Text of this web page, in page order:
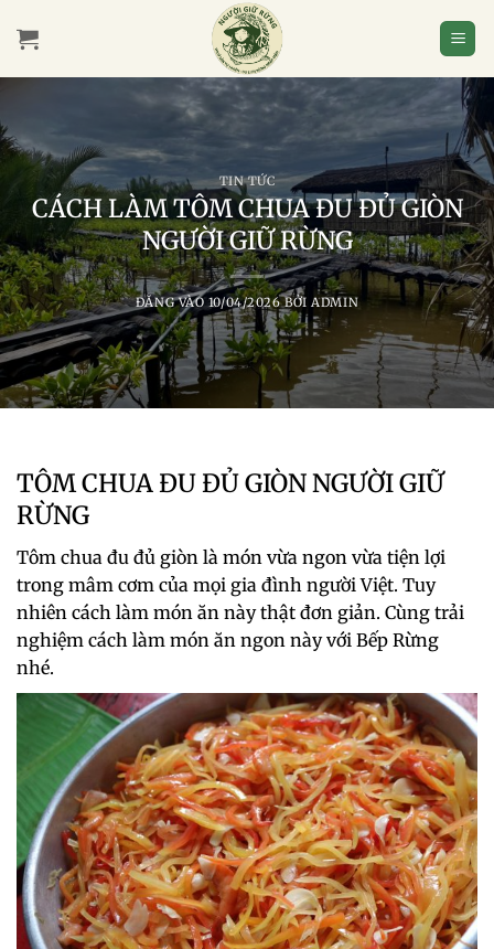
qua
TIN TỨC
CÁCH LÀM TÔM CHUA ĐU ĐỦ GIÒN
NGƯỜI GIỮ RỪNG
ĐĂNG VÀO10/04/2026 BỞIADMIN
TÔM CHUA ĐU ĐỦ GIÒN NGƯỜI GIỮ
RỪNG
Tôm chua đu đủ giòn là món vừa ngon vừa tiện lợi
trong mâm cơm của mọi gia đình người Việt. Tuy
nhiên cách làm món ăn này thật đơn giản. Cùng trải
nghiệm cách làm món ăn ngon này với Bếp Rừng
nhé.